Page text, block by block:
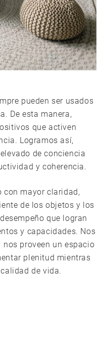
pueden ser usados
De esta manera,
que activen
Logramos así,
de conciencia
y coherencia.
con mayor claridad,
de los objetos y los
que logran
y capacidades. Nos
proveen un espacio
plenitud mientras
de vida.